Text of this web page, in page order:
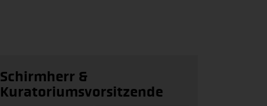
Schirmherr &
Kuratoriumsvorsitzende